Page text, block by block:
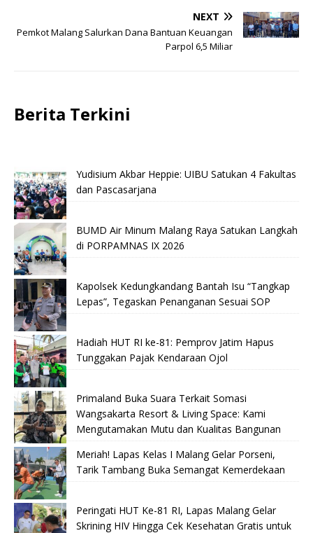
NEXT
Pemkot Malang Salurkan Dana Bantuan Keuangan
Parpol 6,5 Miliar
Berita Terkini
Yudisium Akbar Heppie: UIBU Satukan 4 Fakultas
dan Pascasarjana
BUMD Air Minum Malang Raya Satukan Langkah
di PORPAMNAS IX 2026
Kapolsek Kedungkandang Bantah Isu “Tangkap
Lepas”, Tegaskan Penanganan Sesuai SOP
Hadiah HUT RI ke-81: Pemprov Jatim Hapus
Tunggakan Pajak Kendaraan Ojol
Primaland Buka Suara Terkait Somasi
Wangsakarta Resort & Living Space: Kami
Mengutamakan Mutu dan Kualitas Bangunan
Meriah! Lapas Kelas I Malang Gelar Porseni,
Tarik Tambang Buka Semangat Kemerdekaan
Peringati HUT Ke-81 RI, Lapas Malang Gelar
Skrining HIV Hingga Cek Kesehatan Gratis untuk